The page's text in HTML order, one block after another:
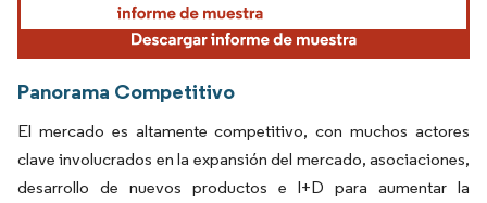
Panorama Competitivo
El mercado es altamente competitivo, con muchos actores
clave involucrados en la expansión del mercado, asociaciones,
desarrollo de nuevos productos e I+D para aumentar la